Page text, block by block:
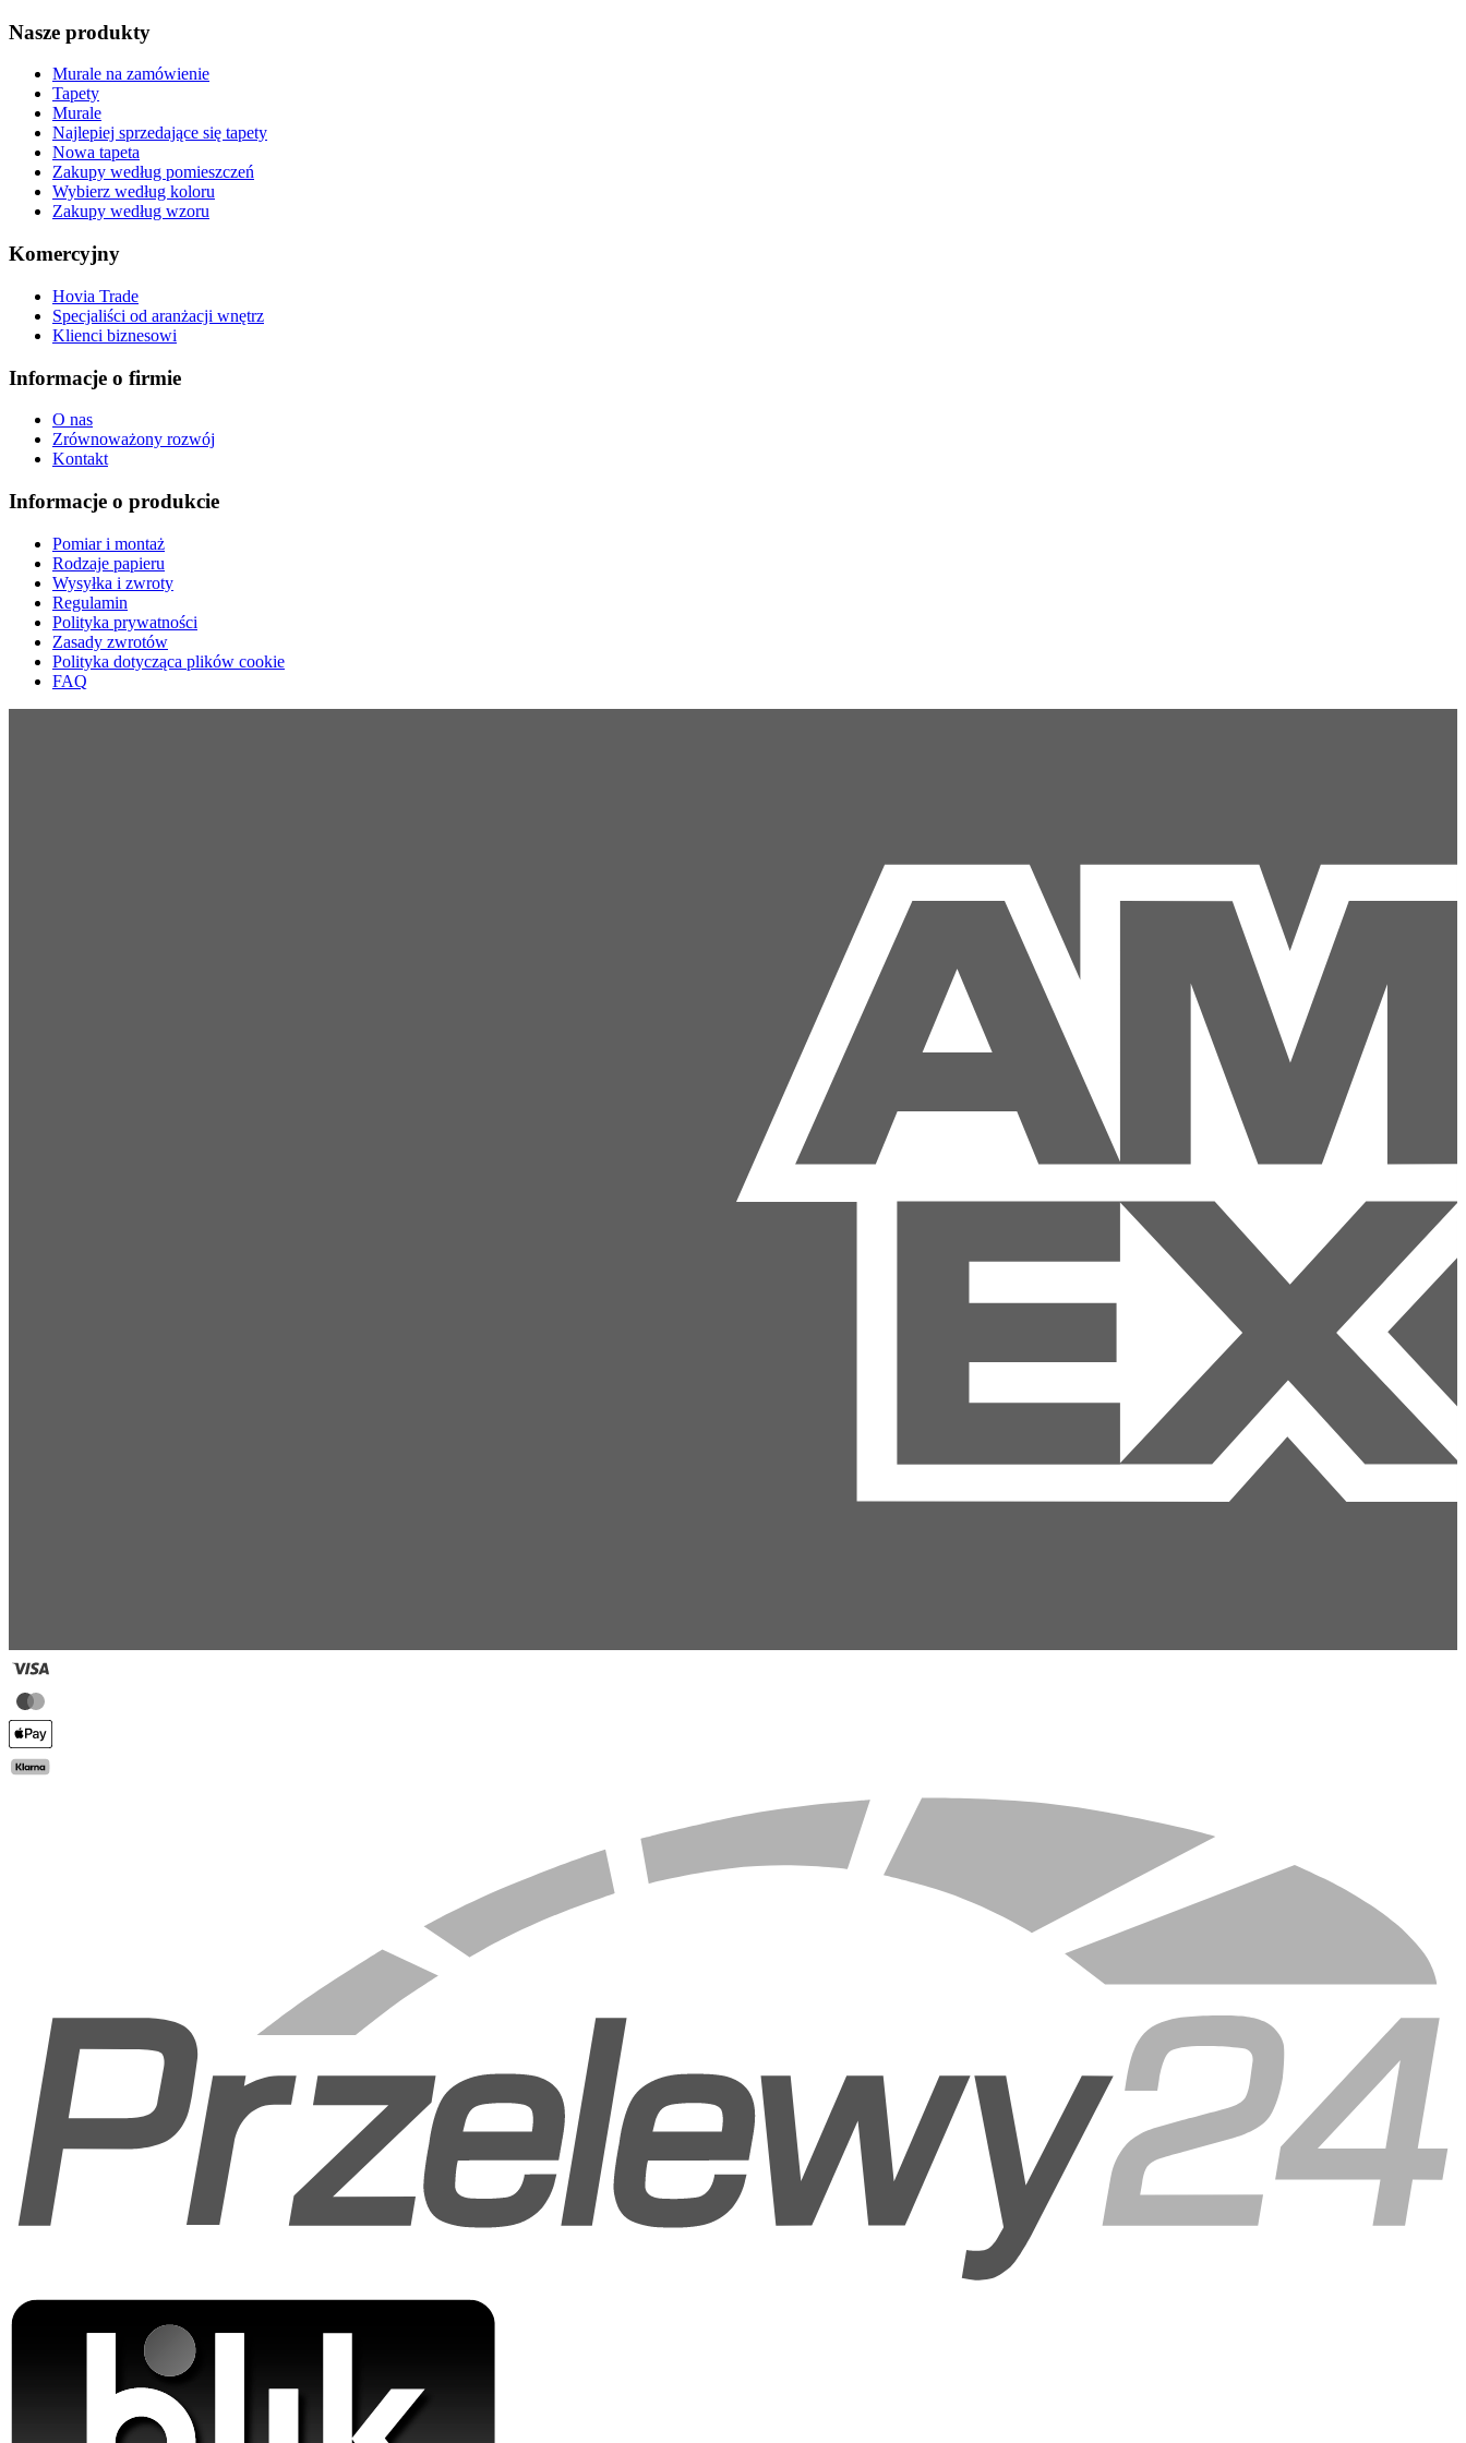
Nasze produkty
Murale na zamówienie
Tapety
Murale
Najlepiej sprzedające się tapety
Nowa tapeta
Zakupy według pomieszczeń
Wybierz według koloru
Zakupy według wzoru
Komercyjny
Hovia Trade
Specjaliści od aranżacji wnętrz
Klienci biznesowi
Informacje o firmie
O nas
Zrównoważony rozwój
Kontakt
Informacje o produkcie
Pomiar i montaż
Rodzaje papieru
Wysyłka i zwroty
Regulamin
Polityka prywatności
Zasady zwrotów
Polityka dotycząca plików cookie
FAQ